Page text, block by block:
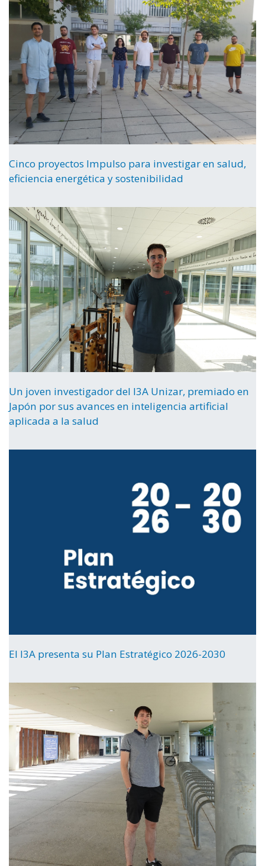
Cinco proyectos Impulso para investigar en salud,
eficiencia energética y sostenibilidad
Un joven investigador del I3A Unizar, premiado en
Japón por sus avances en inteligencia artificial
aplicada a la salud
El I3A presenta su Plan Estratégico 2026-2030